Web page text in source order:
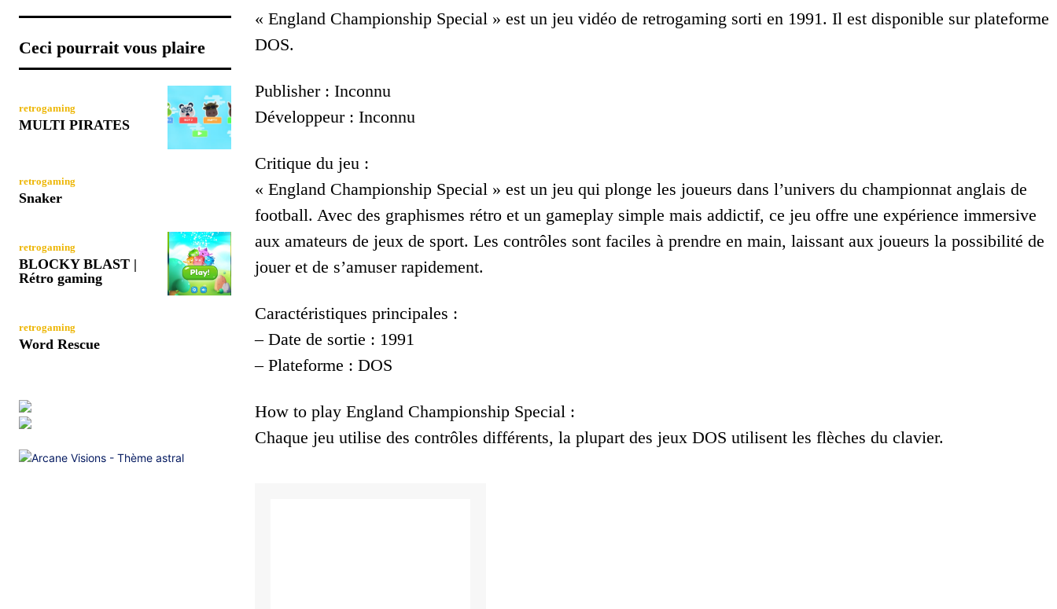
Ceci pourrait vous plaire
retrogaming
MULTI PIRATES
retrogaming
Snaker
retrogaming
BLOCKY BLAST |
Rétro gaming
retrogaming
Word Rescue
« England Championship Special » est un jeu vidéo de retrogaming sorti en 1991. Il est disponible sur plateforme
DOS.
Publisher : Inconnu
Développeur : Inconnu
Critique du jeu :
« England Championship Special » est un jeu qui plonge les joueurs dans l’univers du championnat anglais de
football. Avec des graphismes rétro et un gameplay simple mais addictif, ce jeu offre une expérience immersive
aux amateurs de jeux de sport. Les contrôles sont faciles à prendre en main, laissant aux joueurs la possibilité de
jouer et de s’amuser rapidement.
Caractéristiques principales :
– Date de sortie : 1991
– Plateforme : DOS
How to play England Championship Special :
Chaque jeu utilise des contrôles différents, la plupart des jeux DOS utilisent les flèches du clavier.